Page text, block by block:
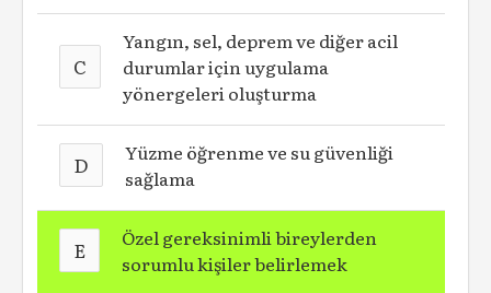
C
Yangın, sel, deprem ve diğer acil
durumlar için uygulama
yönergeleri oluşturma
D
Yüzme öğrenme ve su güvenliği
sağlama
E
Özel gereksinimli bireylerden
sorumlu kişiler belirlemek